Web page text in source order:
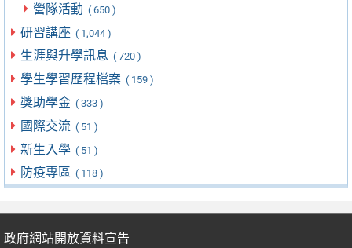
營隊活動 ( 650 )
研習講座 ( 1,044 )
生涯與升學訊息 ( 720 )
學生學習歷程檔案 ( 159 )
獎助學金 ( 333 )
國際交流 ( 51 )
新生入學 ( 51 )
防疫專區 ( 118 )
政府網站開放資料宣告